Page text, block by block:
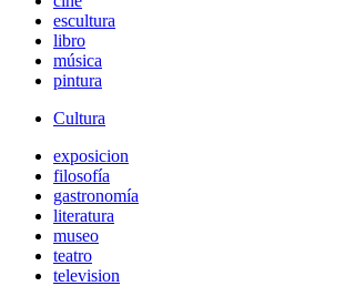
escultura
libro
música
pintura
Cultura
exposicion
filosofía
gastronomía
literatura
museo
teatro
television